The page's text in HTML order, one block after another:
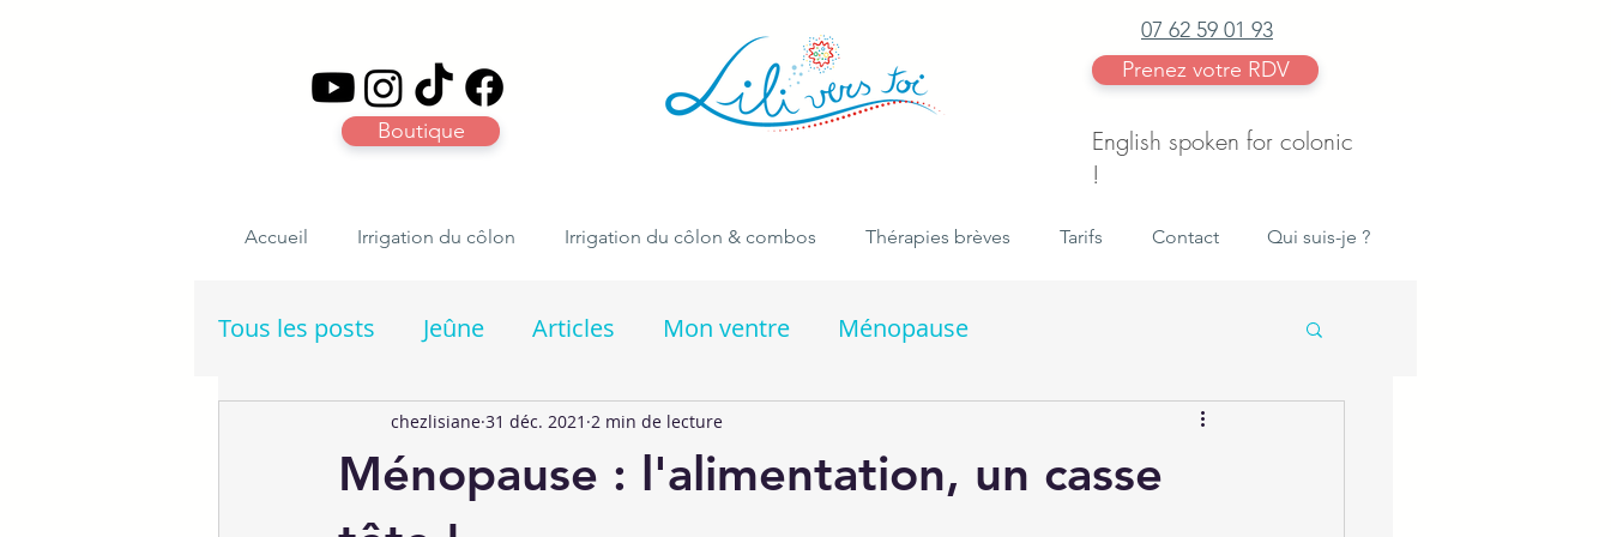
07 62 59 01 93
Prenez votre RDV
Boutique
English spoken for colonic
!
Accueil Irrigation du côlon Irrigation du côlon & combos Thérapies brèves Tarifs Contact Qui suis-je ?
Tous les posts Jeûne Articles Mon ventre Ménopause
Ménopause : l'alimentation, un casse
chezlisiane 31 déc. 2021 2 min de lecture